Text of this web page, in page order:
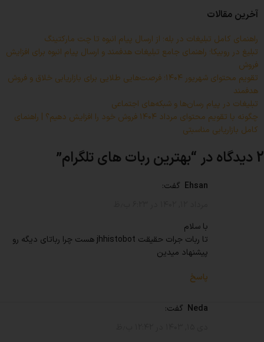
آخرین مقالات
راهنمای کامل تبلیغات در بله؛ از ارسال پیام انبوه تا چت مارکتینگ
تبلیغ در روبیکا؛ راهنمای جامع تبلیغات هدفمند و ارسال پیام انبوه برای افزایش
فروش
تقویم محتوای شهریور ۱۴۰۴؛ فرصت‌هایی طلایی برای بازاریابی خلاق و فروش
هدفمند
تبلیغات در پیام رسان‌ها و شبکه‌های اجتماعی
چگونه با تقویم محتوای مرداد ۱۴۰۴ فروش خود را افزایش دهیم؟ | راهنمای
کامل بازاریابی مناسبتی
2 دیدگاه در “ بهترین ربات های تلگرام”
Ehsan
گفت:
با سلام
تا ربات جرات حقیقت jhhistobot هست چرا رباتای دیگه رو
پیشنهاد میدین
پاسخ
neda
گفت: